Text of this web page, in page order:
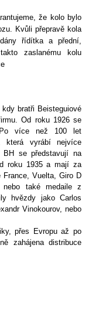
že kolo bylo
Kvůli přepravě kola
řídítka a přední,
zaslanému kolu
bratři Beisteguiové
Od roku 1926 se
více než 100 let
která vyrábí nejvíce
se představují na
roku 1935 a mají za
Vuelta, Giro D
nebo také medaile z
hvězdy jako Carlos
Vinokourov, nebo
přes Evropu až po
zahájena distribuce